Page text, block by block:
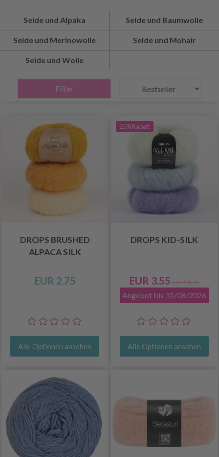
Seide und Alpaka Seide und Baumwolle
Seide und Merinowolle Seide und Mohair
Seide und Wolle
Filter
DROPS BRUSHED
ALPACA SILK
EUR 2.75
Alle Optionen ansehen
25% Rabatt
DROPS KID-SILK
EUR 3.55 EUR 4.75
Angebot bis 31/08/2026
Alle Optionen ansehen